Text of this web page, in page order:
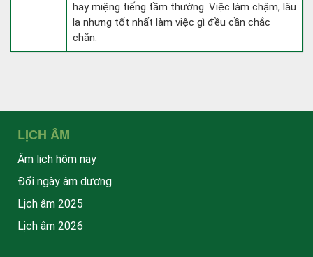
hay miệng tiếng tầm thường. Việc làm chậm, lâu
la nhưng tốt nhất làm việc gì đều cần chắc
chắn.
LỊCH ÂM
Âm lịch hôm nay
Đổi ngày âm dương
Lịch âm 2025
Lịch âm 2026